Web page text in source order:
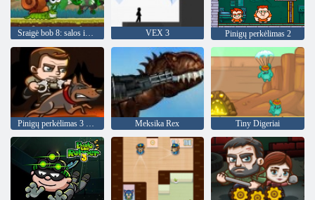
Sraigė bob 8: salos istorija VEX 3 Pinigų perkėlimas 2
Pinigų perkėlimas 3 sargybos pareiga Meksika Rex Tiny Digeriai